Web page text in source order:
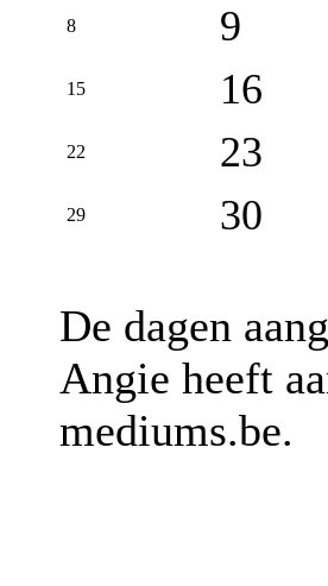
8 9
15 16
22 23
29 30
De dagen
Angie heeft
mediums.be.